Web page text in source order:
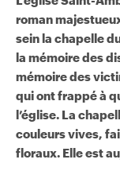
roman
sein la chapelle
la mémoire des
mémoire des
qui ont frappé à
l’église. La
couleurs vives,
floraux. Elle est